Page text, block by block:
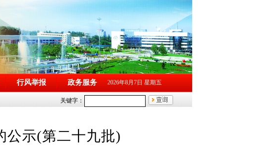
行风举报 政务服务 2026年8月7日 星期五